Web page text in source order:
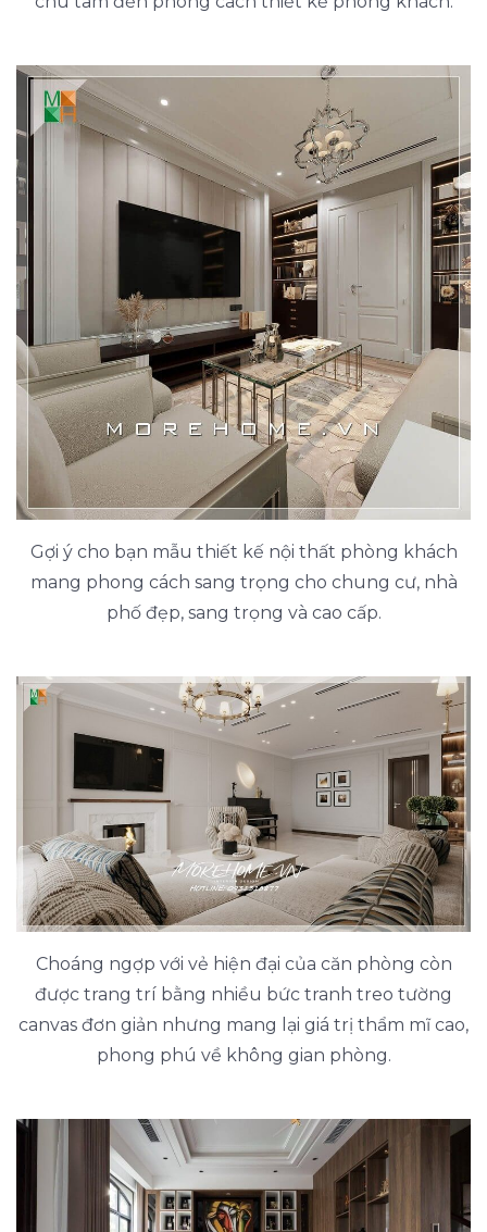
Gợi ý cho bạn mẫu thiết kế nội thất phòng khách
mang phong cách sang trọng cho chung cư, nhà
phố đẹp, sang trọng và cao cấp.
Choáng ngợp với vẻ hiện đại của căn phòng còn
được trang trí bằng nhiều bức tranh treo tường
canvas đơn giản nhưng mang lại giá trị thẩm mĩ cao,
phong phú về không gian phòng.